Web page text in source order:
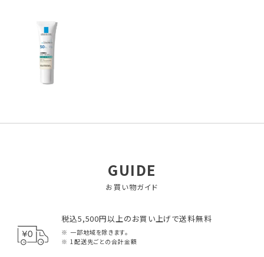
GUIDE
お買い物ガイド
税込5,500円以上のお買い上げで送料無料
一部地域を除きます。
1配送先ごとの合計金額